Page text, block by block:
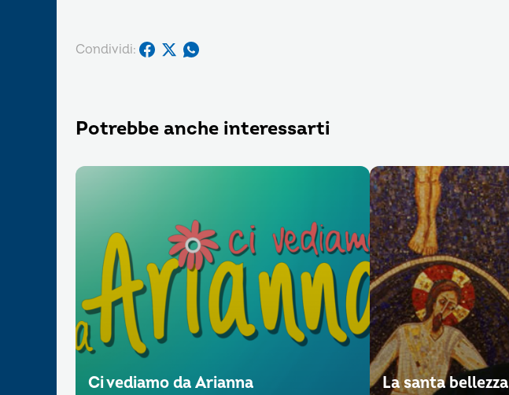
Condividi:
Potrebbe anche interessarti
Ci vediamo da Arianna La santa bellezza